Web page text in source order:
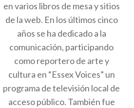
en varios libros de mesa y sitios
de la web. En los últimos cinco
años se ha dedicado a la
comunicación, participando
como reportero de arte y
cultura en “Essex Voices” un
programa de televisión local de
acceso público. También fue